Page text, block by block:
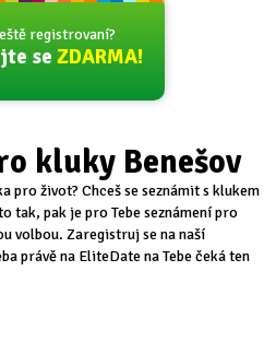
registrovaní?
se ZDARMA!
kluky Benešov
pro život? Chceš se seznámit s klukem
tak, pak je pro Tebe seznámení pro
volbou. Zaregistruj se na naší
právě na EliteDate na Tebe čeká ten